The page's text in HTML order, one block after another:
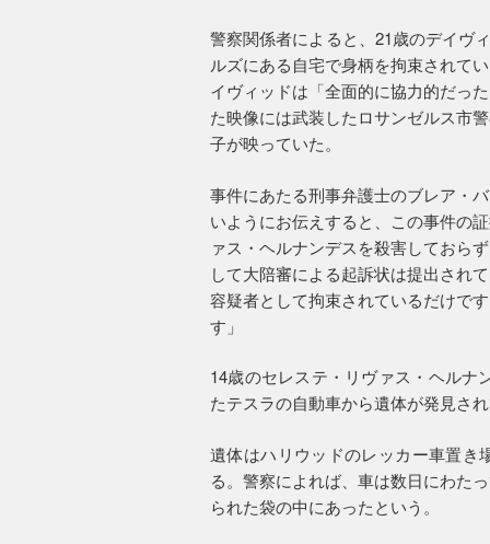
警察関係者によると、21歳のデイヴ
ルズにある自宅で身柄を拘束されて
イヴィッドは「全面的に協力的だっ
た映像には武装したロサンゼルス市
子が映っていた。
事件にあたる刑事弁護士のブレア・
いようにお伝えすると、この事件の
ァス・ヘルナンデスを殺害しておら
して大陪審による起訴状は提出され
容疑者として拘束されているだけで
す」
14歳のセレステ・リヴァス・ヘルナ
たテスラの自動車から遺体が発見され
遺体はハリウッドのレッカー車置き
る。警察によれば、車は数日にわた
られた袋の中にあったという。